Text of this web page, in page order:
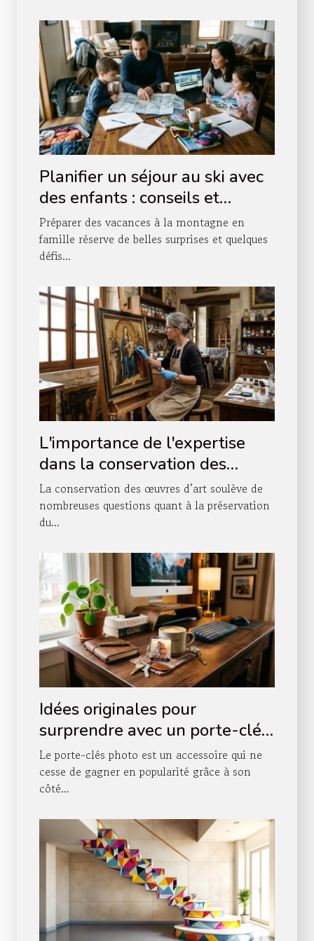
Planifier un séjour au ski avec
des enfants : conseils et
astuces
Préparer des vacances à la montagne en
famille réserve de belles surprises et quelques
défis...
L'importance de l'expertise
dans la conservation des
œuvres d'art
La conservation des œuvres d’art soulève de
nombreuses questions quant à la préservation
du...
Idées originales pour
surprendre avec un porte-clés
photo
Le porte-clés photo est un accessoire qui ne
cesse de gagner en popularité grâce à son
côté...